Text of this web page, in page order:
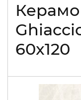
60x120